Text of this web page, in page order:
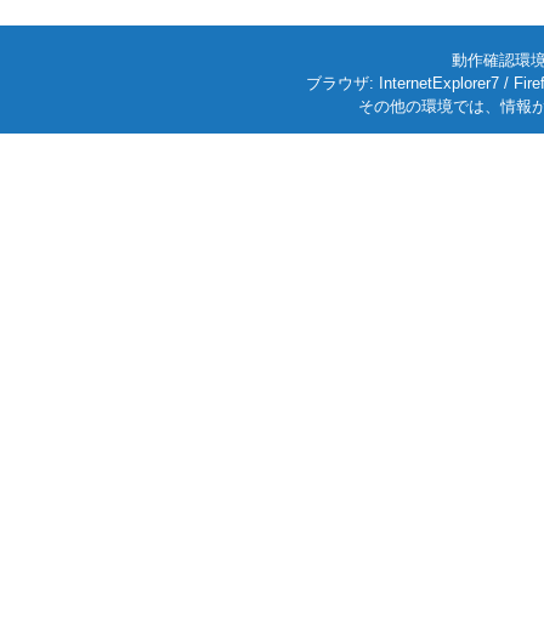
動作確認環
ブラウザ: InternetExplorer7 /
その他の環境では、情報